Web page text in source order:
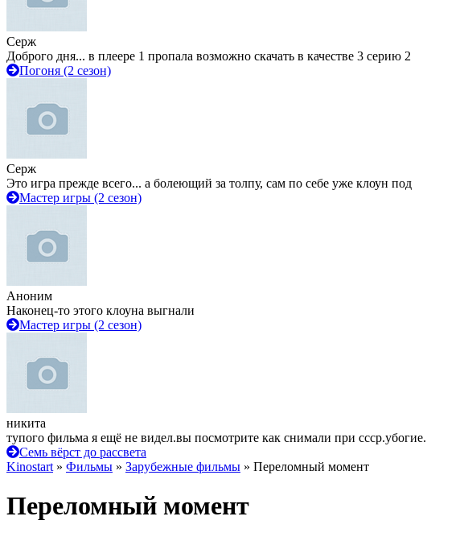
Серж
Доброго дня... в плеере 1 пропала возможно скачать в качестве 3 серию 2
Погоня (2 сезон)
Серж
Это игра прежде всего... а болеющий за толпу, сам по себе уже клоун под
Мастер игры (2 сезон)
Аноним
Наконец-то этого клоуна выгнали
Мастер игры (2 сезон)
никита
тупого фильма я ещё не видел.вы посмотрите как снимали при ссср.убогие.
Семь вёрст до рассвета
Kinostart » Фильмы » Зарубежные фильмы » Переломный момент
Переломный момент